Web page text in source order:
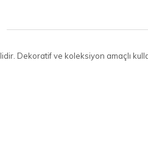
Dekoratif ve koleksiyon amaçlı